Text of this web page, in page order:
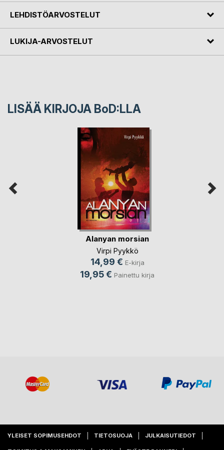
LEHDISTÖARVOSTELUT
LUKIJA-ARVOSTELUT
LISÄÄ KIRJOJA BoD:LLA
Alanyan morsian
Virpi Pyykkö
14,99 € E-kirja
19,95 € Painettu kirja
YLEISET SOPIMUSEHDOT TIETOSUOJA JULKAISUTIEDOT